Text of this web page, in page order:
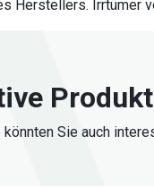
Herstellers. Irrtümer
Sie auch